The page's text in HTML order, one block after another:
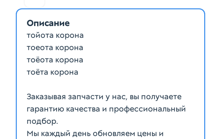
Описание
тойота корона
тоеота корона
тоёота корона
тоёта корона
Заказывая запчасти у нас, вы получаете
гарантию качества и профессиональный
подбор.
Мы каждый день обновляем цены и